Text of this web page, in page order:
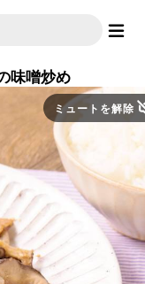
味噌炒め
ミュートを解除